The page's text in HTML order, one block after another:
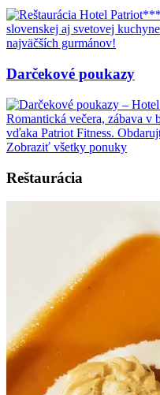
slovenskej aj svetovej
najväčších gurmánov!
Darčekové poukazy
Romantická večera, zábava v
vďaka Patriot Fitness.
Zobraziť všetky ponuky
Reštaurácia